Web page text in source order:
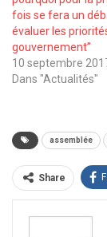
fois se fera un
évaluer les
gouvernement’’
10 septembre
Dans "Actualités"
assemblée
Share